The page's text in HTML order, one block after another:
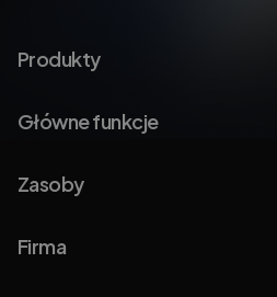
Produkty
Główne funkcje
Zasoby
Firma